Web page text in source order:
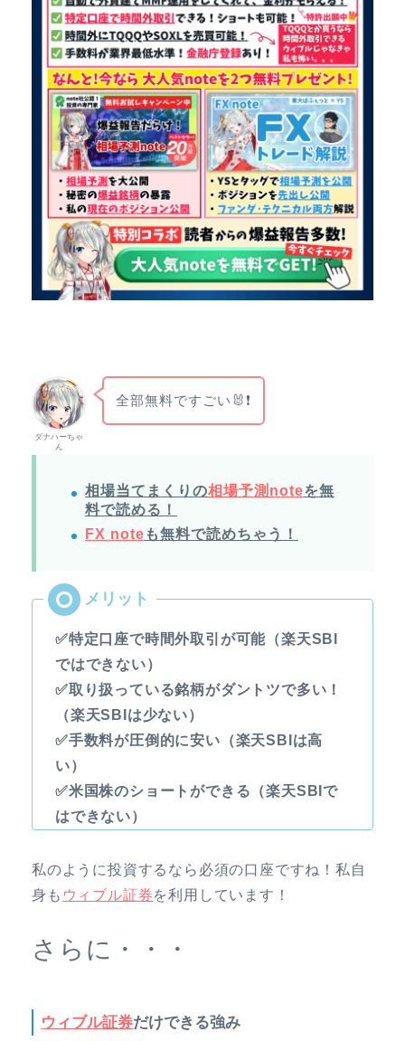
ダナハーちゃ
ん
全部無料ですごい🐰❗
相場当てまくりの相場予測noteを無
料で読める！
FX note も無料で読めちゃう！
✅特定口座で時間外取引が可能（楽天SBI
ではできない）
✅取り扱っている銘柄がダントツで多い！
（楽天SBIは少ない）
✅手数料が圧倒的に安い（楽天SBIは高
い）
✅米国株のショートができる（楽天SBIで
はできない）
私のように投資するなら必須の口座ですね！私自
身も ウィブル証券を利用しています！
さらに・・・
ウィブル証券だけできる強み